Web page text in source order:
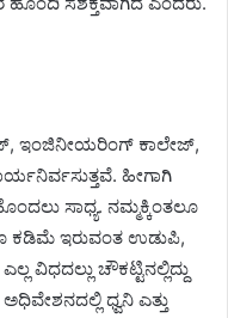
ಇಂಜಿನೀಯರಿಂಗ್ ಕಾಲೇಜ್,
ಹೀಗಾಗಿ
ಸಾಧ್ಯ. ನಮ್ಮಕ್ಕಿಂತಲೂ
ಕಡಿಮೆ ಇರುವಂತ ಉಡುಪಿ,
ವಿಧದಲ್ಲು ಚೌಕಟ್ಟಿನಲ್ಲಿದ್ದು
ಧ್ವನಿ ಎತ್ತು